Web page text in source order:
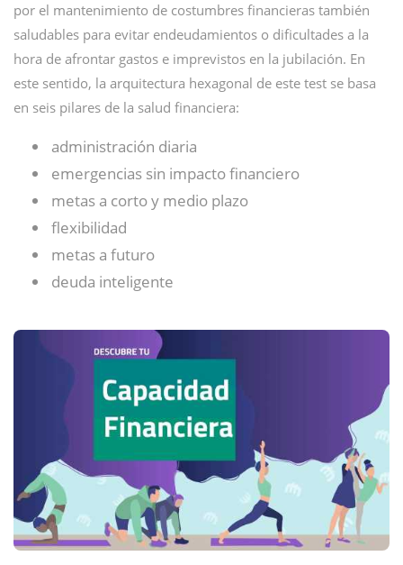
por el mantenimiento de costumbres financieras también
saludables para evitar endeudamientos o dificultades a la
hora de afrontar gastos e imprevistos en la jubilación. En
este sentido, la arquitectura hexagonal de este test se basa
en seis pilares de la salud financiera:
administración diaria
emergencias sin impacto financiero
metas a corto y medio plazo
flexibilidad
metas a futuro
deuda inteligente